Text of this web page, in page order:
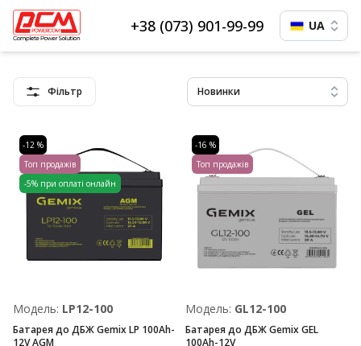
+38 (073) 901-99-99 UA
Фільтр Новинки
-12 %
Топ продажів
-5% при оплаті онлайн
Модель: LP12-100
Батарея до ДБЖ Gemix LP 100Ah-
12V AGM
-16 %
Топ продажів
Модель: GL12-100
Батарея до ДБЖ Gemix GEL
100Ah-12V